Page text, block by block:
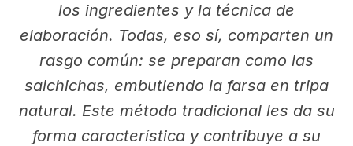
los ingredientes y la técnica de
elaboración. Todas, eso sí, comparten un
rasgo común: se preparan como las
salchichas, embutiendo la farsa en tripa
natural. Este método tradicional les da su
forma característica y contribuye a su